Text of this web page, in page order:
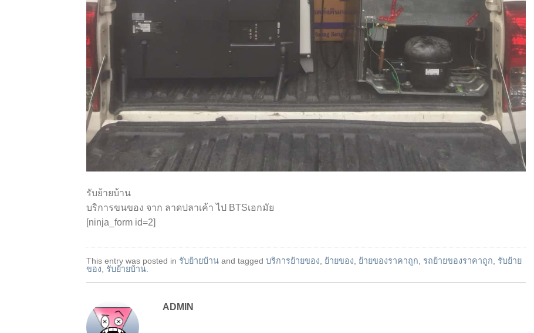
รับย้ายบ้าน
บริการขนของ จาก ลาดปลาเค้า ไป BTSเอกมัย
[ninja_form id=2]
This entry was posted in รับย้ายบ้าน and tagged บริการย้ายของ ย้ายของ ย้ายของราคาถูก รถย้ายของราคาถูก
รับย้าย
ของ
รับย้ายบ้าน
ADMIN